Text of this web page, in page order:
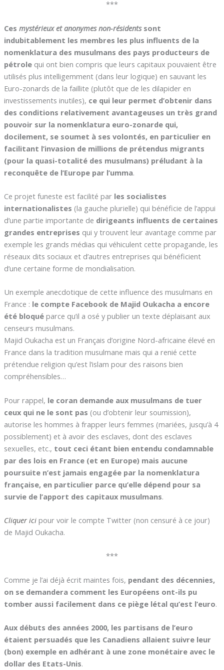
***
Ces mystérieux et anonymes non-résidents sont
indubitablement les membres les plus influents de la
nomenklatura des musulmans des pays producteurs de
pétrolequi ont bien compris que leurs capitaux pouvaient être
utilisés plus intelligemment (dans leur logique) en sauvant les
Euro-zonards de la faillite (plutôt que de les dilapider en
investissements inutiles), ce qui leur permet d’obtenir dans
des conditions relativement avantageuses un très grand
pouvoir sur la nomenklatura euro-zonarde qui,
docilement, se soumet à ses volontés, en particulier en
facilitant l’invasion de millions de prétendus migrants
(pour la quasi-totalité des musulmans) préludant à la
reconquête de l’Europe par l’umma.
Ce projet funeste est facilité par les socialistes
internationalistes (la gauche plurielle) qui bénéficie de l’appui
d’une partie importante de dirigeants influents de certaines
grandes entreprises qui y trouvent leur avantage comme par
exemple les grands médias qui véhiculent cette propagande, les
réseaux dits sociaux et d’autres entreprises qui bénéficient
d’une certaine forme de mondialisation.
Un exemple anecdotique de cette influence des musulmans en
France : le compte Facebook de Majid Oukacha a encore
été bloqué parce qu’il a osé y publier un texte déplaisant aux
censeurs musulmans.
Majid Oukacha est un Français d’origine Nord-africaine élevé en
France dans la tradition musulmane mais qui a renié cette
prétendue religion qu’est l’islam pour des raisons bien
compréhensibles…
Pour rappel, le coran demande aux musulmans de tuer
ceux qui ne le sont pas (ou d’obtenir leur soumission),
autorise les hommes à frapper leurs femmes (mariées, jusqu’à 4
possiblement) et à avoir des esclaves, dont des esclaves
sexuelles, etc., tout ceci étant bien entendu condamnable
par des lois en France (et en Europe) mais aucune
poursuite n’est jamais engagée par la nomenklatura
française, en particulier parce qu’elle dépend pour sa
survie de l’apport des capitaux musulmans.
Cliquer icipour voir le compte Twitter (non censuré à ce jour)
de Majid Oukacha.
***
Comme je l’ai déjà écrit maintes fois, pendant des décennies,
on se demandera comment les Européens ont-ils pu
tomber aussi facilement dans ce piège létal qu’est l’euro.
Aux débuts des années 2000, les partisans de l’euro
étaient persuadés que les Canadiens allaient suivre leur
(bon) exemple en adhérant à une zone monétaire avec le
dollar des Etats-Unis.